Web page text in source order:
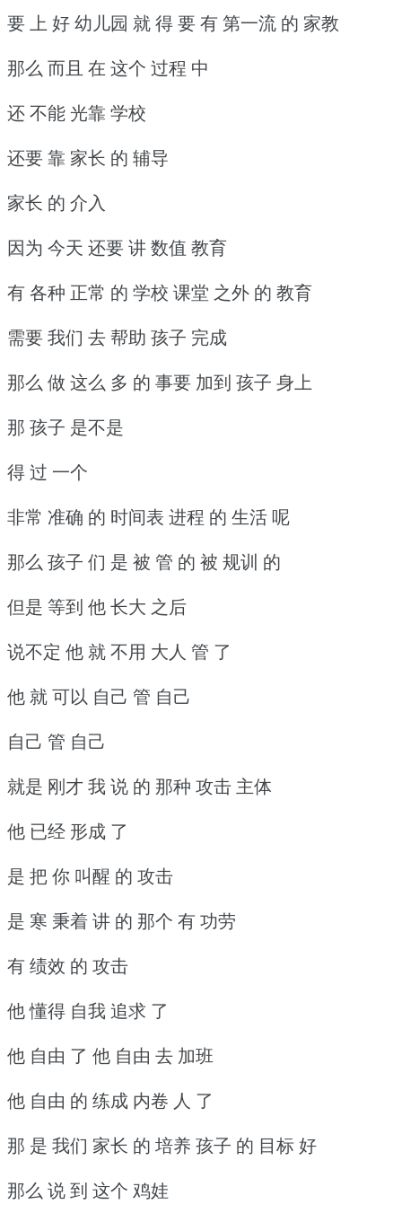
要 上 好 幼儿园 就 得 要 有 第一流 的 家教
那么 而且 在 这个 过程 中
还 不能 光靠 学校
还要 靠 家长 的 辅导
家长 的 介入
因为 今天 还要 讲 数值 教育
有 各种 正常 的 学校 课堂 之外 的 教育
需要 我们 去 帮助 孩子 完成
那么 做 这么 多 的 事要 加到 孩子 身上
那 孩子 是不是
得 过 一个
非常 准确 的 时间表 进程 的 生活 呢
那么 孩子 们 是 被 管 的 被 规训 的
但是 等到 他 长大 之后
说不定 他 就 不用 大人 管 了
他 就 可以 自己 管 自己
自己 管 自己
就是 刚才 我 说 的 那种 攻击 主体
他 已经 形成 了
是 把 你 叫醒 的 攻击
是 寒 秉着 讲 的 那个 有 功劳
有 绩效 的 攻击
他 懂得 自我 追求 了
他 自由 了 他 自由 去 加班
他 自由 的 练成 内卷 人 了
那 是 我们 家长 的 培养 孩子 的 目标 好
那么 说 到 这个 鸡娃